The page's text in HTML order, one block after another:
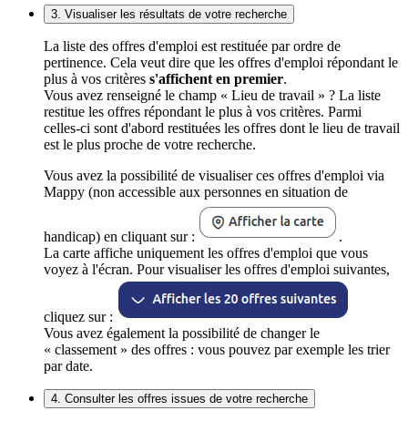
3. Visualiser les résultats de votre recherche
La liste des offres d'emploi est restituée par ordre de
pertinence. Cela veut dire que les offres d'emploi répondant le
plus à vos critères s'affichent en premier.
Vous avez renseigné le champ « Lieu de travail » ? La liste
restitue les offres répondant le plus à vos critères. Parmi
celles-ci sont d'abord restituées les offres dont le lieu de travail
est le plus proche de votre recherche.
Vous avez la possibilité de visualiser ces offres d'emploi via
Mappy (non accessible aux personnes en situation de
handicap) en cliquant sur :
.
La carte affiche uniquement les offres d'emploi que vous
voyez à l'écran. Pour visualiser les offres d'emploi suivantes,
cliquez sur :
Vous avez également la possibilité de changer le
« classement » des offres : vous pouvez par exemple les trier
par date.
4. Consulter les offres issues de votre recherche